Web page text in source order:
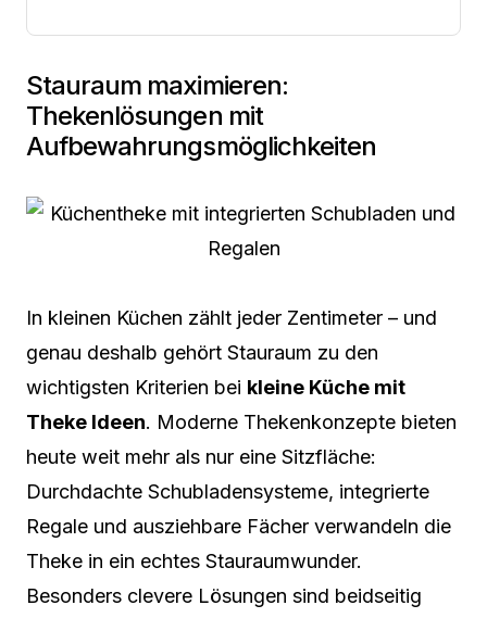
Stauraum maximieren:
Thekenlösungen mit
Aufbewahrungsmöglichkeiten
In kleinen Küchen zählt jeder Zentimeter – und
genau deshalb gehört Stauraum zu den
wichtigsten Kriterien bei kleine Küche mit
Theke Ideen. Moderne Thekenkonzepte bieten
heute weit mehr als nur eine Sitzfläche:
Durchdachte Schubladensysteme, integrierte
Regale und ausziehbare Fächer verwandeln die
Theke in ein echtes Stauraumwunder.
Besonders clevere Lösungen sind beidseitig